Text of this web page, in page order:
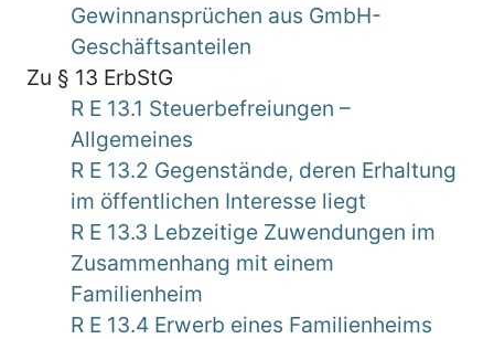
Gewinnansprüchen aus GmbH-
Geschäftsanteilen
Zu § 13 ErbStG
R E 13.1 Steuerbefreiungen –
Allgemeines
R E 13.2 Gegenstände, deren Erhaltung
im öffentlichen Interesse liegt
R E 13.3 Lebzeitige Zuwendungen im
Zusammenhang mit einem
Familienheim
R E 13.4 Erwerb eines Familienheims